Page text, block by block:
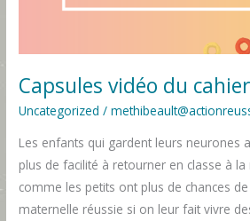
Capsules vidéo du
Uncategorized /
Les enfants qui gardent leurs neurones
plus de facilité à retourner en classe à
comme les petits ont plus de chances
maternelle réussie si on leur fait vivre